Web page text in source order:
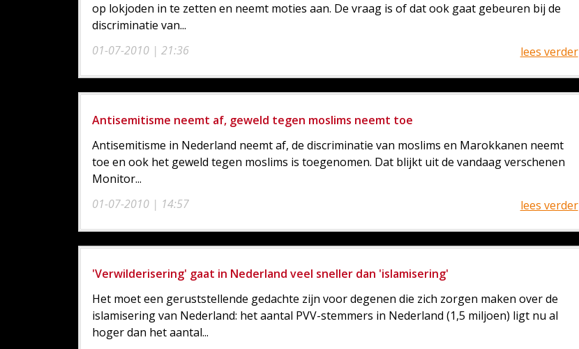
01-07-2010 | 21:36
op lokjoden in te zetten en neemt moties aan. De vraag is of dat ook gaat gebeuren bij de
discriminatie van...
lees verder
Antisemitisme neemt af, geweld tegen moslims neemt toe
01-07-2010 | 14:57
Antisemitisme in Nederland neemt af, de discriminatie van moslims en Marokkanen neemt
toe en ook het geweld tegen moslims is toegenomen. Dat blijkt uit de vandaag verschenen
Monitor...
lees verder
'Verwilderisering' gaat in Nederland veel sneller dan 'islamisering'
Het moet een geruststellende gedachte zijn voor degenen die zich zorgen maken over de
islamisering van Nederland: het aantal PVV-stemmers in Nederland (1,5 miljoen) ligt nu al
hoger dan het aantal...